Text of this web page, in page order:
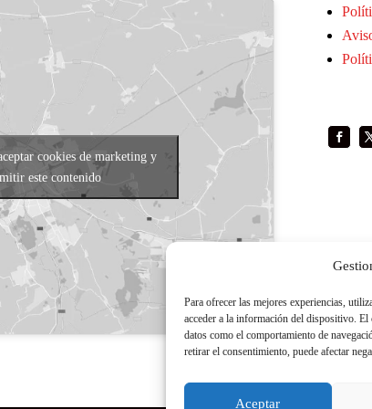
Para ofrecer las mejores experiencias,
acceder a la información del dispositivo.
datos como el comportamiento de
retirar el consentimiento, puede afectar
Aceptar
cookies de marketing y
este contenido